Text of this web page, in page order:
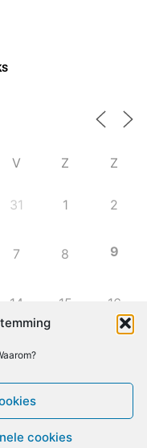
cookies
V Z Z
31 1 2
7 8 9
14 15 16
21
28